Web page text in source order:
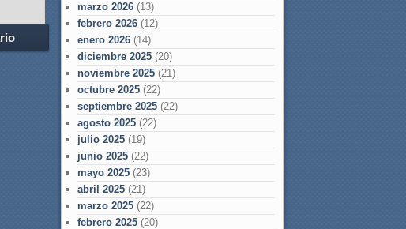
marzo 2026 (13)
febrero 2026 (12)
enero 2026 (14)
diciembre 2025 (20)
noviembre 2025 (21)
octubre 2025 (22)
septiembre 2025 (22)
agosto 2025 (22)
julio 2025 (19)
junio 2025 (22)
mayo 2025 (23)
abril 2025 (21)
marzo 2025 (22)
febrero 2025 (20)